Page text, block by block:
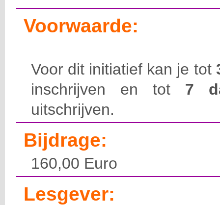
Voorwaarde:
Voor dit initiatief kan je tot
inschrijven en tot 7
uitschrijven.
Bijdrage:
160,00 Euro
Lesgever: